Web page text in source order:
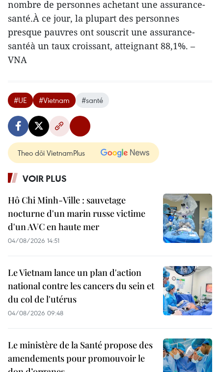
nombre de personnes achetant une assurance-
santé.À ce jour, la plupart des personnes
presque pauvres ont souscrit une assurance-
santéà un taux croissant, atteignant 88,1%. –
VNA
#UE #Vietnam #santé
Theo dõi VietnamPlus
VOIR PLUS
Hô Chi Minh-Ville : sauvetage
nocturne d'un marin russe victime
d'un AVC en haute mer
04/08/2026 14:51
Le Vietnam lance un plan d'action
national contre les cancers du sein et
du col de l'utérus
04/08/2026 09:48
Le ministère de la Santé propose des
amendements pour promouvoir le